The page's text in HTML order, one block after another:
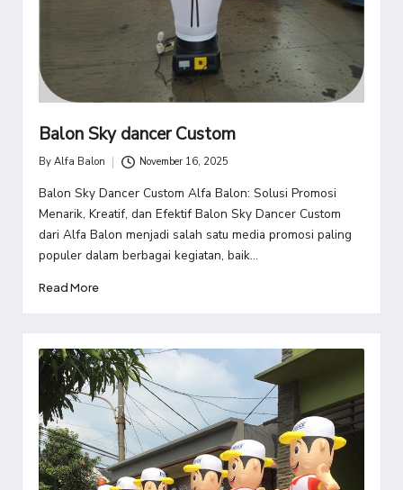
Balon Sky dancer Custom
Posted
by
By Alfa Balon November 16, 2025
Balon Sky Dancer Custom Alfa Balon: Solusi Promosi
Menarik, Kreatif, dan Efektif Balon Sky Dancer Custom
dari Alfa Balon menjadi salah satu media promosi paling
populer dalam berbagai kegiatan, baik…
Read More